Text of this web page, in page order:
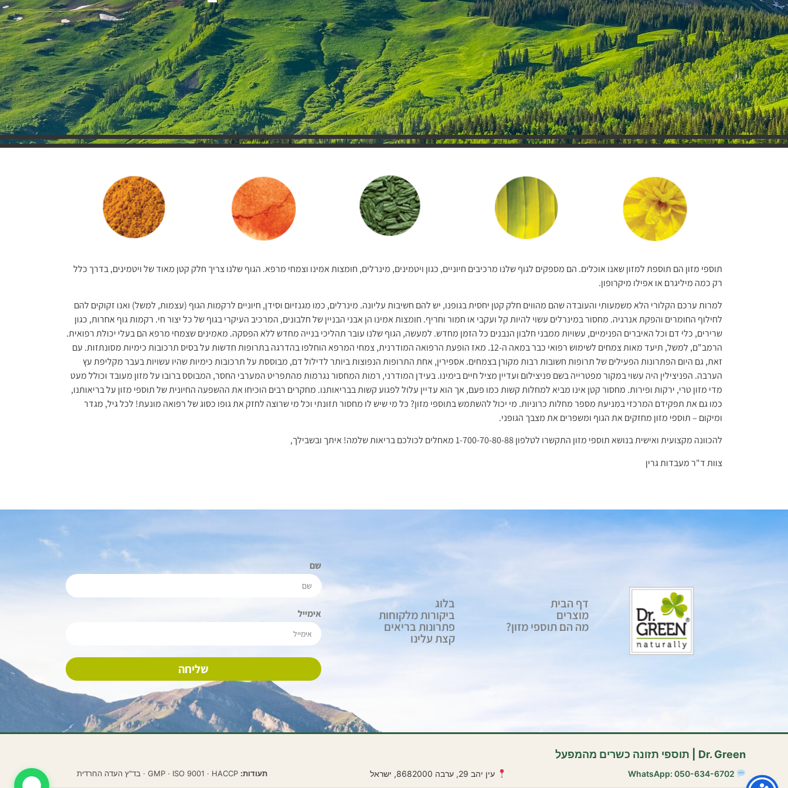
תוספי מזון הם תוספת למזון שאנו אוכלים. הם מספקים לגוף שלנו מרכיבים חיוניים, כגון ויטמינים, מינרלים, חומצות אמינו וצמחי מרפא. הגוף שלנו צריך חלק קטן מאוד של ויטמינים, בדרך כלל
רק כמה מיליגרם או אפילו מיקרופון.
למרות ערכם הקלורי הלא משמעותי והעובדה שהם מהווים חלק קטן יחסית בגופנו, יש להם חשיבות עליונה. מינרלים, כמו מגנזיום וסידן, חיוניים לרקמות הגוף (עצמות, למשל) ואנו זקוקים להם
לחילוף החומרים והפקת אנרגיה. מחסור במינרלים עשוי להיות קל ועקבי או חמור וחריף. חומצות אמינו הן אבני הבניין של חלבונים, המרכיב העיקרי בגוף של כל יצור חי. רקמות גוף אחרות, כגון
שרירים, כלי דם וכל האיברים הפנימיים, עשויות ממבני חלבון הנבנים כל הזמן מחדש. למעשה, הגוף שלנו עובר תהליכי בנייה מחדש ללא הפסקה. מאמינים שצמחי מרפא הם בעלי יכולת רפואית.
הרמב"ם, למשל, תיעד מאות צמחים לשימוש רפואי כבר במאה ה-12. מאז הופעת הרפואה המודרנית, צמחי המרפא הוחלפו בהדרגה בתרופות חדשות על בסיס תרכובות כימיות מסונתזות. עם
זאת, גם היום הפתרונות הפעילים של תרופות חשובות רבות מקורן בצמחים. אספירין, אחת התרופות הנפוצות ביותר לדילול דם, מבוססת על תרכובות כימיות שהיו עשויות בעבר מקליפת עץ
הערבה. הפניצילין היה עשוי במקור מפטרייה בשם פניצילום ועדיין מציל חיים בימינו. בעידן המודרני, רמות המחסור נגרמות מהתפריט המערבי החסר, המבוסס ברובו על מזון מעובד וכולל מעט
מדי מזון טרי, ירקות ופירות. מחסור קטן אינו מביא למחלות קשות כמו פעם, אך הוא עדיין עלול לפגוע קשות בבריאותנו. מחקרים רבים הוכיחו את ההשפעה החיונית של תוספי מזון על בריאותנו,
כמו גם את תפקידם המרכזי במניעת מספר מחלות כרוניות. מי יכול להשתמש בתוספי מזון? כל מי שיש לו מחסור תזונתי וכל מי שרוצה לחזק את גופו כסוג של רפואה מונעת! לכל גיל, מגדר
ומיקום – תוספי מזון מחזקים את הגוף ומשפרים את מצבך הגופני.
להכוונה מקצועית ואישית בנושא תוספי מזון התקשרו לטלפון 1-700-70-80-88 מאחלים לכולכם בריאות שלמה! איתך ובשבילך,
צוות ד"ר מעבדות גרין
דף הבית
מוצרים
מה הם תוספי מזון?
בלוג
ביקורות מלקוחות
פתרונות בריאים
קצת עלינו
שם
אימייל
שליחה
Dr. Green | תוספי תזונה כשרים מהמפעל
עין יהב 29 , ערבה 8682000
, ישראל תעודות: